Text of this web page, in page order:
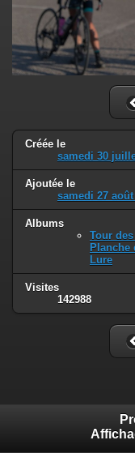
Créée le
samedi 30
Ajoutée le
samedi 27 août
Albums
Tour des
Planche
Lure
Visites
142988